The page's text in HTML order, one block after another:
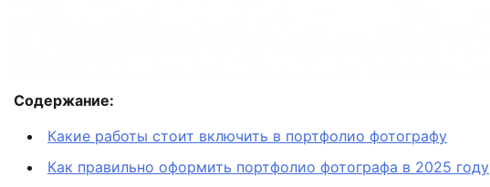
Содержание:
Какие работы стоит включить в портфолио фотографу
Как правильно оформить портфолио фотографа в 2025 году